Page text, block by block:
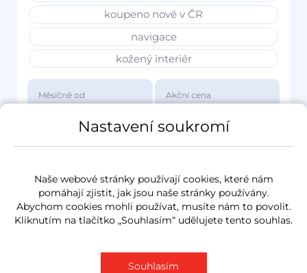
koupeno nové v ČR
navigace
kožený interiér
Měsíčně od
3 417 Kč
Akční cena
1 149 000 Kč
Nastavení soukromí
Naše webové stránky používají cookies, které nám
pomáhají zjistit, jak jsou naše stránky používány.
Abychom cookies mohli používat, musíte nám to povolit.
Kliknutím na tlačítko „Souhlasím“ udělujete tento souhlas.
Souhlasím